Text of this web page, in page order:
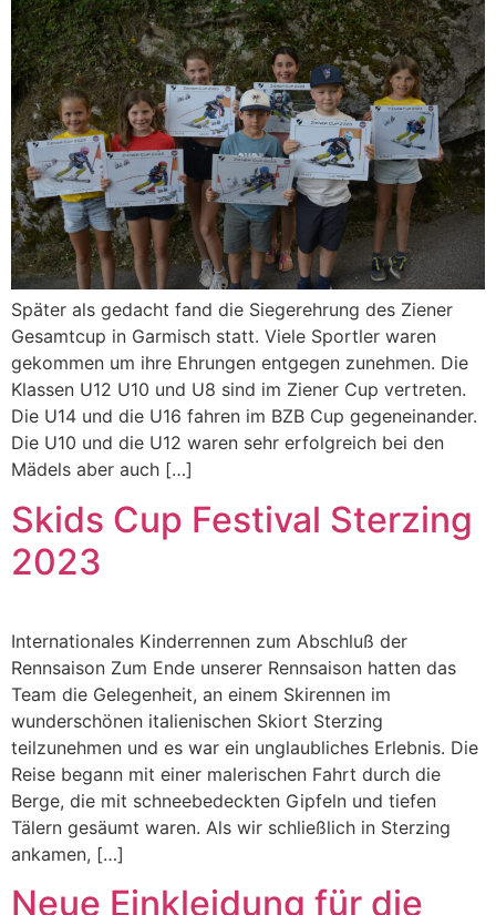
Später als gedacht fand die Siegerehrung des Ziener
Gesamtcup in Garmisch statt. Viele Sportler waren
gekommen um ihre Ehrungen entgegen zunehmen. Die
Klassen U12 U10 und U8 sind im Ziener Cup vertreten.
Die U14 und die U16 fahren im BZB Cup gegeneinander.
Die U10 und die U12 waren sehr erfolgreich bei den
Mädels aber auch […]
Skids Cup Festival Sterzing
2023
Internationales Kinderrennen zum Abschluß der
Rennsaison Zum Ende unserer Rennsaison hatten das
Team die Gelegenheit, an einem Skirennen im
wunderschönen italienischen Skiort Sterzing
teilzunehmen und es war ein unglaubliches Erlebnis. Die
Reise begann mit einer malerischen Fahrt durch die
Berge, die mit schneebedeckten Gipfeln und tiefen
Tälern gesäumt waren. Als wir schließlich in Sterzing
ankamen, […]
Neue Einkleidung für die